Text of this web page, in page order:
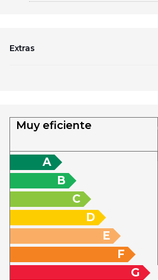
Extras
Muy eficiente
A
B
C
D
E
F
G